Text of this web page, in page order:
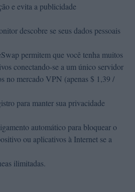
e evita a publicidade
descobre se seus dados pessoais
permitem que você tenha muitos
conectando-se a um único servidor
no mercado VPN (apenas $ 1,39 /
para manter sua privacidade
automático para bloquear o
ou aplicativos à Internet se a
ilimitadas.